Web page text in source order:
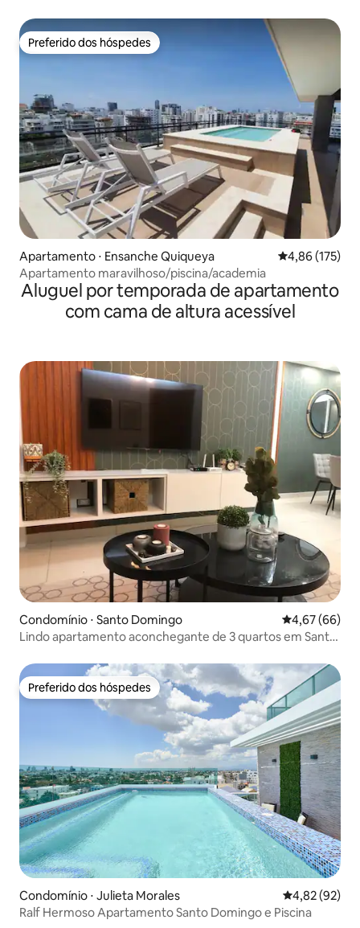
Preferido dos hóspedes
Preferido dos hóspedes
Apartamento ⋅ Ensanche Quiqueya 4,86 de uma
4,86 (175)
Apartamento maravilhoso/piscina/academia
Aluguel por temporada de apartamento
com cama de altura acessível
Condomínio ⋅ Santo Domingo 4,67 de uma
4,67 (66)
Lindo apartamento aconchegante de 3 quartos em Santo
Preferido dos hóspedes
Preferido dos hóspedes
Condomínio ⋅ Julieta Morales 4,82 de uma
4,82 (92)
Ralf Hermoso Apartamento Santo Domingo e Piscina